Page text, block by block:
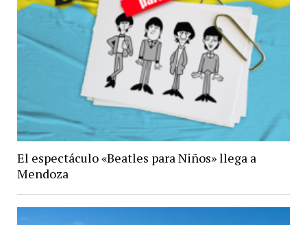
El espectáculo «Beatles para Niños» llega a
Mendoza